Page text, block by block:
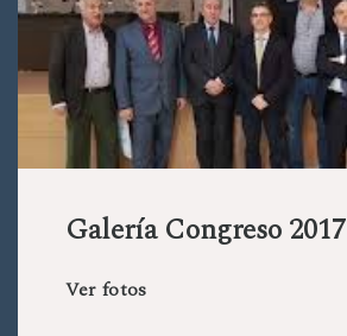
Galería Congreso 2017
Ver fotos